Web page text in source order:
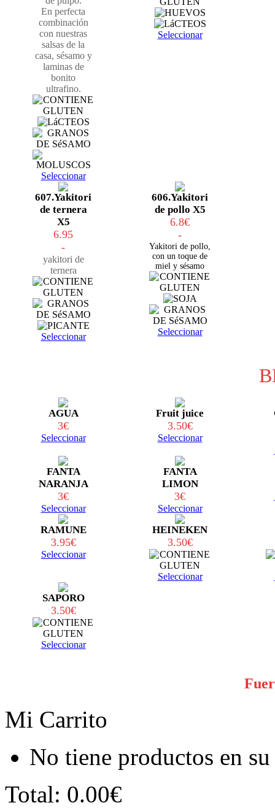
En perfecta
combinación
con nuestras
salsas de la
casa, sésamo y
laminas de
bonito
ultrafino.
Seleccionar
Seleccionar
607.Yakitori
de ternera
X5
6.95
-
yakitori de
ternera
Seleccionar
606.Yakitori
de pollo X5
6.8€
-
Yakitori de pollo,
con un toque de
miel y sésamo
Seleccionar
AGUA
3€
Seleccionar
Fruit juice
3.50€
Seleccionar
FANTA
NARANJA
3€
Seleccionar
FANTA
LIMON
3€
Seleccionar
RAMUNE
3.95€
Seleccionar
HEINEKEN
3.50€
Seleccionar
SAPORO
3.50€
Seleccionar
Mi Carrito
No tiene productos en
Total: 0.00€